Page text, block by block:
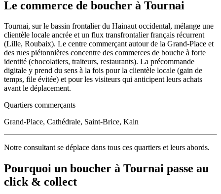
Le commerce de boucher à Tournai
Tournai, sur le bassin frontalier du Hainaut occidental, mélange une
clientèle locale ancrée et un flux transfrontalier français récurrent
(Lille, Roubaix). Le centre commerçant autour de la Grand-Place et
des rues piétonnières concentre des commerces de bouche à forte
identité (chocolatiers, traiteurs, restaurants). La précommande
digitale y prend du sens à la fois pour la clientèle locale (gain de
temps, file évitée) et pour les visiteurs qui anticipent leurs achats
avant le déplacement.
Quartiers commerçants
Grand-Place, Cathédrale, Saint-Brice, Kain
Notre consultant se déplace dans tous ces quartiers et leurs abords.
Pourquoi un boucher à Tournai passe au
click & collect